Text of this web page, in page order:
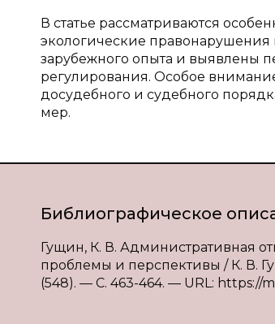
В статье рассматриваются
экологические правонарушения
зарубежного опыта и выявлены
регулирования. Особое
досудебного и судебного
мер.
Библиографическое
Гущин, К. В. Административная
проблемы и перспективы / К. В.
(548). — С. 463-464. — URL: https://